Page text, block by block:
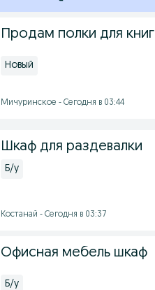
Продам полки для книг
Новый
Мичуринское - Сегодня в 03:44
Шкаф для раздевалки
Б/у
Костанай - Сегодня в 03:37
Офисная мебель шкаф
Б/у